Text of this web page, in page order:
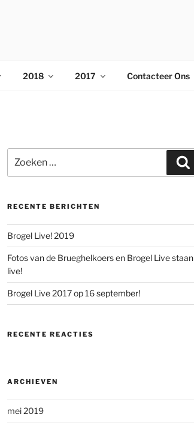
2018 2017 Contacteer Ons
naar:
RECENTE BERICHTEN
Brogel Live! 2019
Fotos van de Brueghelkoers en Brogel Live staan
live!
Brogel Live 2017 op 16 september!
RECENTE REACTIES
ARCHIEVEN
mei 2019